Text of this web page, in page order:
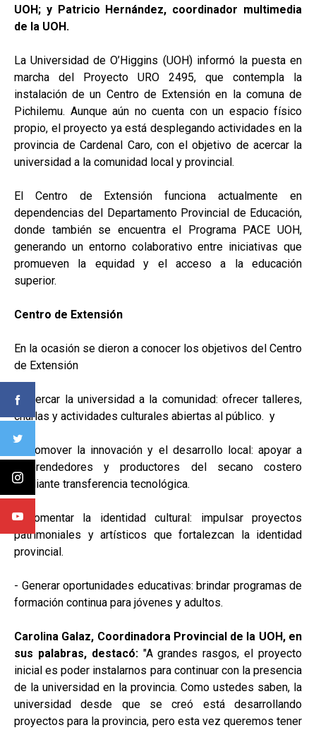
UOH; y Patricio Hernández, coordinador multimedia
de la UOH.
La Universidad de O’Higgins (UOH) informó la puesta en
marcha del Proyecto URO 2495, que contempla la
instalación de un Centro de Extensión en la comuna de
Pichilemu. Aunque aún no cuenta con un espacio físico
propio, el proyecto ya está desplegando actividades en la
provincia de Cardenal Caro, con el objetivo de acercar la
universidad a la comunidad local y provincial.
El Centro de Extensión funciona actualmente en
dependencias del Departamento Provincial de Educación,
donde también se encuentra el Programa PACE UOH,
generando un entorno colaborativo entre iniciativas que
promueven la equidad y el acceso a la educación
superior.
Centro de Extensión
En la ocasión se dieron a conocer los objetivos del Centro
de Extensión
- Acercar la universidad a la comunidad: ofrecer talleres,
charlas y actividades culturales abiertas al público. y
- Promover la innovación y el desarrollo local: apoyar a
emprendedores y productores del secano costero
mediante transferencia tecnológica.
- Fomentar la identidad cultural: impulsar proyectos
patrimoniales y artísticos que fortalezcan la identidad
provincial.
- Generar oportunidades educativas: brindar programas de
formación continua para jóvenes y adultos.
Carolina Galaz, Coordinadora Provincial de la UOH, en
sus palabras, destacó: "A grandes rasgos, el proyecto
inicial es poder instalarnos para continuar con la presencia
de la universidad en la provincia. Como ustedes saben, la
universidad desde que se creó está desarrollando
proyectos para la provincia, pero esta vez queremos tener